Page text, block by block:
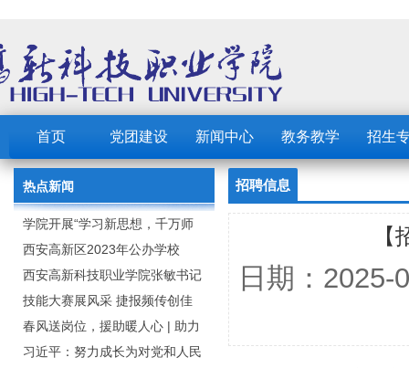
首页 党团建设 新闻中心 教务教学 招生
热点新闻
学院开展“学习新思想，千万师
生同上一堂课”活动
西安高新区2023年公办学校
（园） 公开招聘教职工公告
西安高新科技职业学院张敏书记
为全院师生党员上党课
技能大赛展风采 捷报频传创佳
绩：西安高新科技职业学院师生
在2023年陕西省职业技能大赛中
春风送岗位，援助暖人心 | 助力
毕业生求职就业
习近平：努力成长为对党和人民
招聘信息
日期：